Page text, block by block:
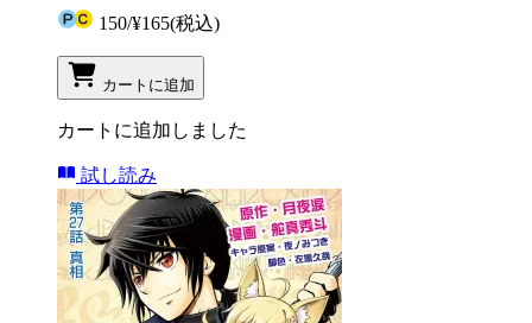
150/¥165(税込)
カートに追加
カートに追加しました
試し読み